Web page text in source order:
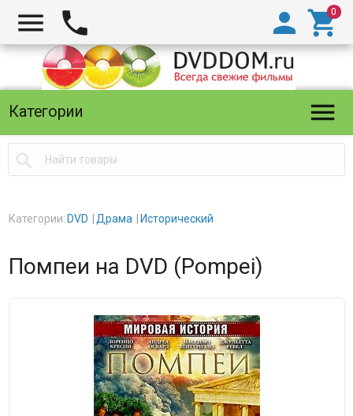
  

Категории 

Категории: DVD Драма Исторический
Помпеи на DVD (Pompei)